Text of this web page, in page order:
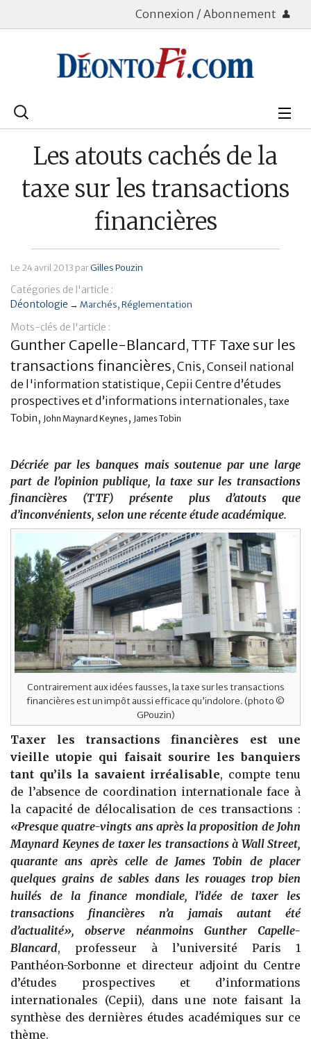
Connexion / Abonnement
Rechercher
Patrimoine
Immobilier
Banque
Les atouts cachés de la
taxe sur les transactions
financières
Le 24 avril 2013 parGilles Pouzin
Catégories de l'article :
Déontologie → Marchés Réglementation
Mots-clés de l'article :
Gunther Capelle-Blancard , TTF Taxe sur les
transactions financières, Cnis, Conseil national
de l'information statistique, Cepii Centre d’études
prospectives et d’informations internationales, taxe
Tobin, John Maynard Keynes , James Tobin
Décriée par les banques mais soutenue par une large
part de l’opinion publique, la taxe sur les transactions
financières (TTF) présente plus d’atouts que
d’inconvénients, selon une récente étude académique.
Contrairement aux idées fausses, la taxe sur les transactions
financières est un impôt aussi efficace qu’indolore. (photo ©
GPouzin)
Taxer les transactions financières est une
vieille utopie qui faisait sourire les banquiers
tant qu’ils la savaient irréalisable, compte tenu
de l’absence de coordination internationale face à
la capacité de délocalisation de ces transactions :
«Presque quatre-vingts ans après la proposition de John
Maynard Keynes de taxer les transactions à Wall Street,
quarante ans après celle de James Tobin de placer
quelques grains de sables dans les rouages trop bien
huilés de la finance mondiale, l’idée de taxer les
transactions financières n’a jamais autant été
d’actualité», observe néanmoins Gunther Capelle-
Blancard, professeur à l’université Paris 1
Panthéon-Sorbonne et directeur adjoint du Centre
d’études prospectives et d’informations
internationales (Cepii), dans une note faisant la
synthèse des dernières études académiques sur ce
thème.